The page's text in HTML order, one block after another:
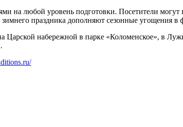
на любой уровень подготовки. Посетители могут
праздника дополняют сезонные угощения в
Царской набережной в парке «Коломенское», в